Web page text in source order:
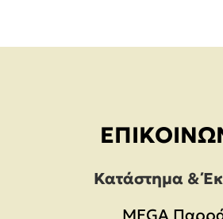
Κατάστημα &